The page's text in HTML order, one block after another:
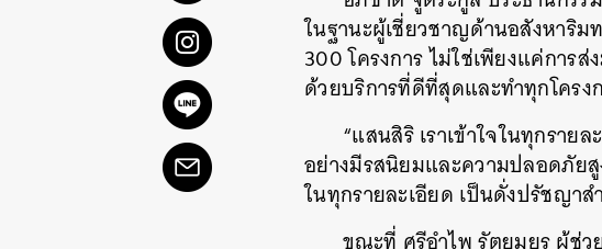
ในฐานะผู้เชี่ยวชาญด้านอสังหาริ
300 โครงการ ไม่ใช่เพียงแค่กา
ด้วยบริการที่ดีที่สุดและทำทุกโคร
“แสนสิริ เราเข้าใจในทุกรา
อย่างมีรสนิยมและความปลอดภัย
ในทุกรายละเอียด เป็นดั่งปรัชญา